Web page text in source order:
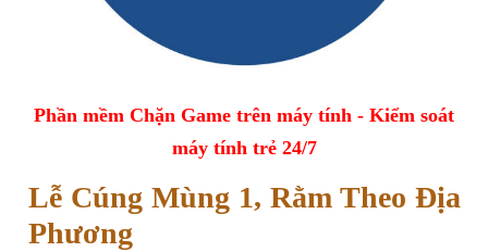
Phần mềm Chặn Game trên máy tính - Kiểm soát
máy tính trẻ 24/7
Lễ Cúng Mùng 1, Rằm Theo Địa
Phương